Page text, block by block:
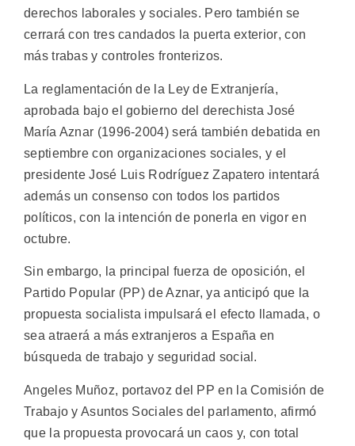
derechos laborales y sociales. Pero también se
cerrará con tres candados la puerta exterior, con
más trabas y controles fronterizos.
La reglamentación de la Ley de Extranjería,
aprobada bajo el gobierno del derechista José
María Aznar (1996-2004) será también debatida en
septiembre con organizaciones sociales, y el
presidente José Luis Rodríguez Zapatero intentará
además un consenso con todos los partidos
políticos, con la intención de ponerla en vigor en
octubre.
Sin embargo, la principal fuerza de oposición, el
Partido Popular (PP) de Aznar, ya anticipó que la
propuesta socialista impulsará el efecto llamada, o
sea atraerá a más extranjeros a España en
búsqueda de trabajo y seguridad social.
Angeles Muñoz, portavoz del PP en la Comisión de
Trabajo y Asuntos Sociales del parlamento, afirmó
que la propuesta provocará un caos y, con total